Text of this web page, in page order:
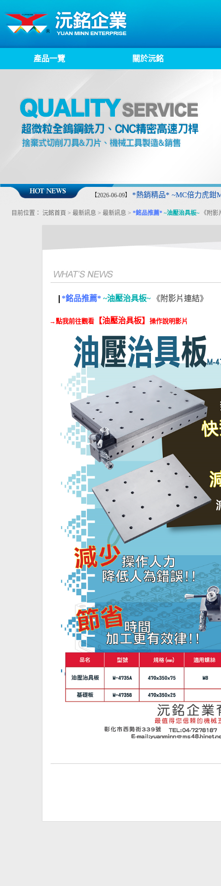
產品一覽 關於沅銘
【2026-06-09】 *熱銷精品* ~MC倍力虎鉗
目前位置： 沅銘首頁 > 最新訊息 > 最新訊息 > *銘品推薦* ~油壓治具板~ 《附
*銘品推薦* ~油壓治具板~《附影片連結》
→點我前往觀看 【油壓治具板】 操作說明影片